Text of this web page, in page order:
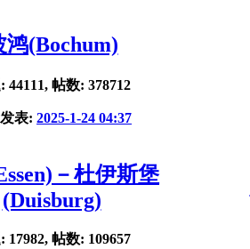
鸿(Bochum)
44111, 帖数: 378712
表: 2025-1-24 04:37
－杜伊斯堡
(Duisburg)
17982, 帖数: 109657